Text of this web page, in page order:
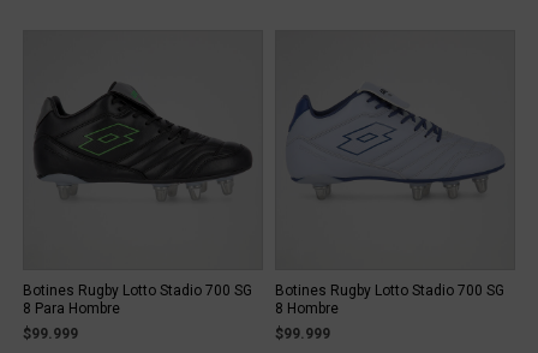
Botines Rugby Lotto Stadio 700 SG
8 Para Hombre
$99.999
Botines Rugby Lotto Stadio 700 SG
8 Hombre
$99.999